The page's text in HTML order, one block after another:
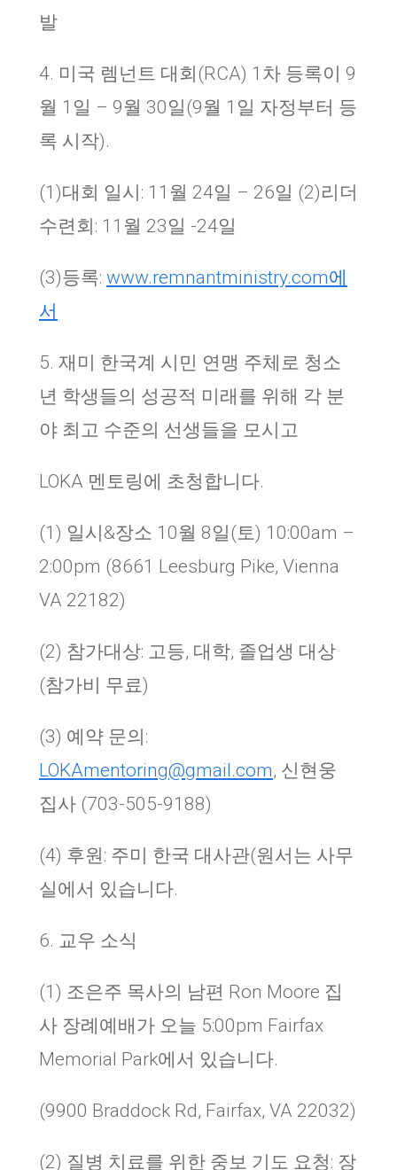
발
4. 미국 렘넌트 대회 (RCA) 1 차 등록이 9
월 1 일 – 9월 30일(9월 1 일 자정부터 등
록 시작).
(1)대회 일시 : 11 월 24일 – 26일 (2)리더
수련회 : 11 월 23일 -24일
(3)등록: www.remnantministry.com에
서
5. 재미 한국계 시민 연맹 주체로 청소
년 학생들의 성공적 미래를 위해 각 분
야 최고 수준의 선생들을 모시고
LOKA 멘토링에 초청합니다.
(1) 일시 &장소 10월 8일(토) 10:00am –
2:00pm (8661 Leesburg Pike, Vienna
VA 22182)
(2) 참가대상: 고등, 대학, 졸업생 대상
(참가비 무료)
(3) 예약 문의 :
LOKAmentoring@gmail.com, 신현웅
집사 (703-505-9188)
(4) 후원: 주미 한국 대사관(원서는 사무
실에서 있습니다.
6. 교우 소식
(1) 조은주 목사의 남편 Ron Moore 집
사 장례예배가 오늘 5:00pm Fairfax
Memorial Park에서 있습니다.
(9900 Braddock Rd, Fairfax, VA 22032)
(2) 질병 치료를 위한 중보 기도 요청: 장